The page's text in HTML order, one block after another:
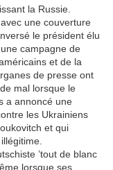
la Russie.
une couverture
le président élu
campagne de
et de la
de presse ont
mal lorsque le
a annoncé une
les Ukrainiens
et qui
’tout de blanc
lorsque ses